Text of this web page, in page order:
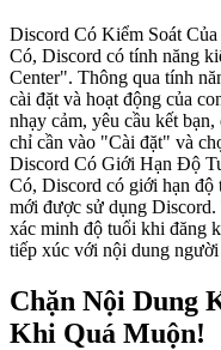
Discord Có Kiểm Soát
Có, Discord có tính năng
Center". Thông qua tính
cài đặt và hoạt động của
nhạy cảm, yêu cầu kết
chỉ cần vào "Cài đặt" và
Discord Có Giới Hạn Độ
Có, Discord có giới hạn
mới được sử dụng Discord.
xác minh độ tuổi khi đăng
tiếp xúc với nội dung
Chặn Nội Dung
Khi Quá Muộn!